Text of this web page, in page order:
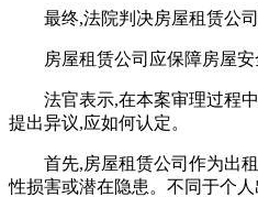
最终,法院判决房屋租赁公
房屋租赁公司应保障房屋
法官表示,在本案审理过程
提出异议,应如何认定。
首先,房屋租赁公司作为出
性损害或潜在隐患。不同于个